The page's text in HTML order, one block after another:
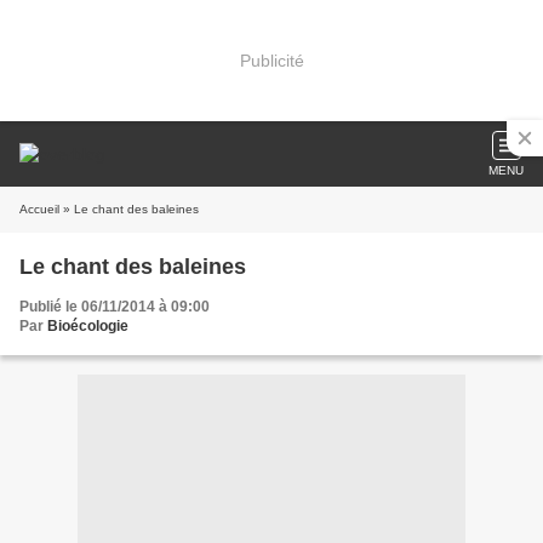
Publicité
MENU
Accueil » Le chant des baleines
Le chant des baleines
Publié le 06/11/2014 à 09:00
Par Bioécologie